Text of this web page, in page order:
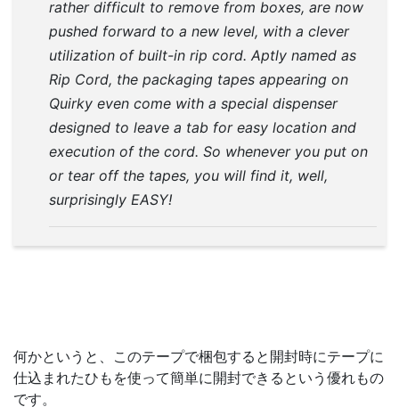
rather difficult to remove from boxes, are now
pushed forward to a new level, with a clever
utilization of built-in rip cord. Aptly named as
Rip Cord, the packaging tapes appearing on
Quirky even come with a special dispenser
designed to leave a tab for easy location and
execution of the cord. So whenever you put on
or tear off the tapes, you will find it, well,
surprisingly EASY!
何かというと、このテープで梱包すると開封時にテープに
仕込まれたひもを使って簡単に開封できるという優れもの
です。